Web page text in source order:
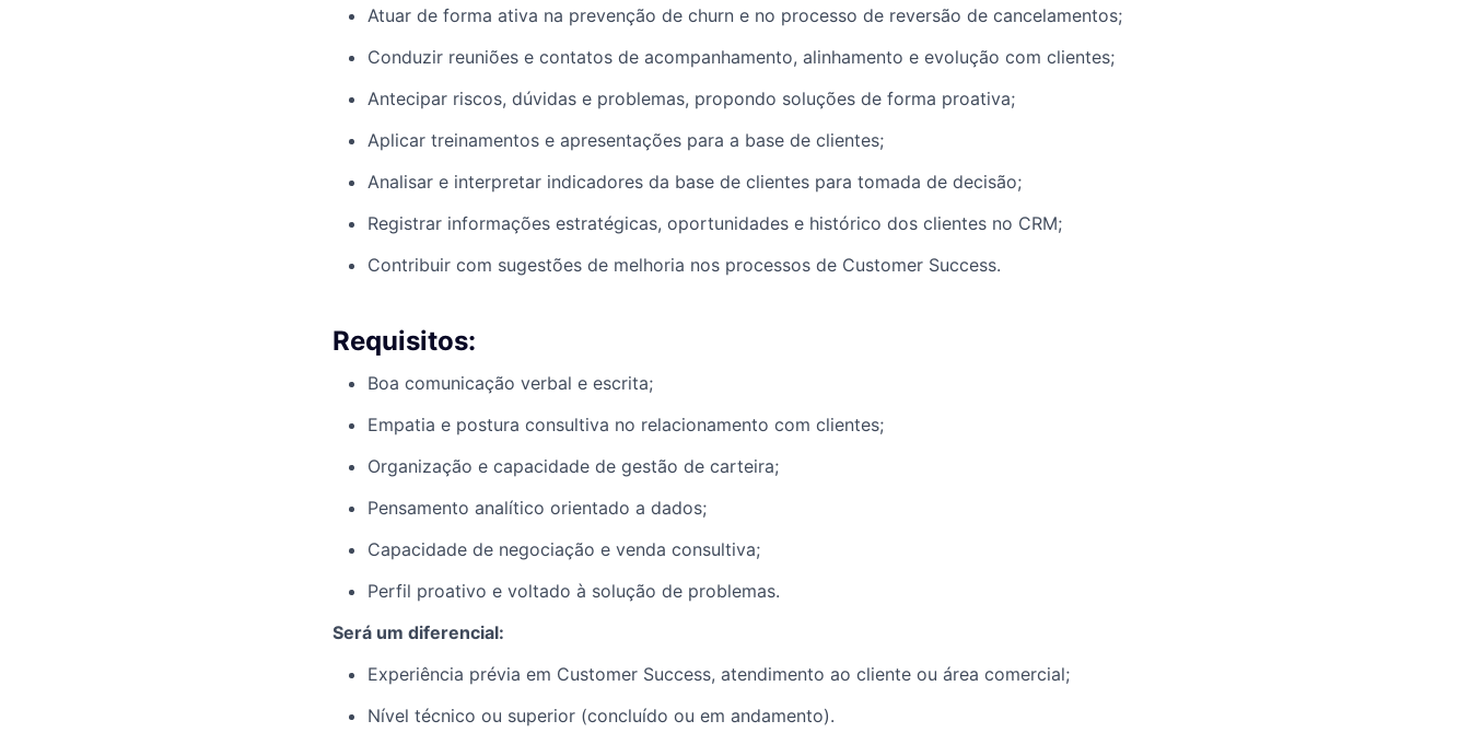
Atuar de forma ativa na prevenção de churn e no processo de reversão de cancelamentos;
Conduzir reuniões e contatos de acompanhamento, alinhamento e evolução com clientes;
Antecipar riscos, dúvidas e problemas, propondo soluções de forma proativa;
Aplicar treinamentos e apresentações para a base de clientes;
Analisar e interpretar indicadores da base de clientes para tomada de decisão;
Registrar informações estratégicas, oportunidades e histórico dos clientes no CRM;
Contribuir com sugestões de melhoria nos processos de Customer Success.
Requisitos:
Boa comunicação verbal e escrita;
Empatia e postura consultiva no relacionamento com clientes;
Organização e capacidade de gestão de carteira;
Pensamento analítico orientado a dados;
Capacidade de negociação e venda consultiva;
Perfil proativo e voltado à solução de problemas.
Será um diferencial:
Experiência prévia em Customer Success, atendimento ao cliente ou área comercial;
Nível técnico ou superior (concluído ou em andamento).